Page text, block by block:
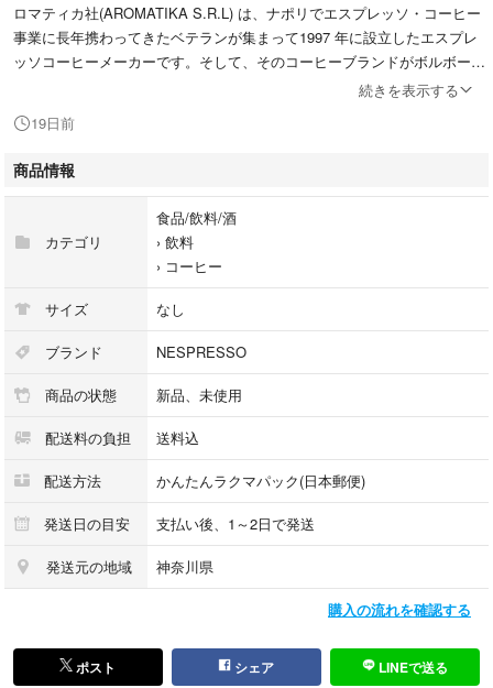
ロマティカ社(AROMATIKA S.R.L) は、ナポリでエスプレッソ・コーヒー
事業に長年携わってきたベテランが集まって1997 年に設立したエスプレ
ッソコーヒーメーカーです。そして、そのコーヒーブランドがボルボーネ
柔らかく、リッチで洗練された、美しいベニスのように恋に落ちるブレン
ドです。masica Palermoでシチリアの魅惑的な味をぜひ体験してみてくだ
さい。パレルモの活気に満ちた豊かなコーヒー文化を体現する独特のエス
数千のニュアンスのソフトでリッチなブレンド、寛大な香りとアロマ、心
地よい決して邪魔にならない酸味がありますが、それが独特の特徴を与え
残念ながら現在日本ではなかなか入手する事が出来ません！
ナポリやローマ、パレルモのバールで、NY やパリのコーヒーに拘ったカ
フェで愛飲される、ナポリ・シチリア王ボルボーネ家御用達の味を是非と
※発送の際はゆうパケットポストにてお送り致します。サイズの関係で緩
衝材等なしでお送り致します。輸送の際、箱やカプセルの凹み等が発生す
る可能性がございます事ご理解頂けます様お願い致します。
#Nsepresso #ネスプレッソ #互換カプセル #nespressoカプセル #ネスプ
レッソカプセル #borbone #ボルボーネ #coffee #コーヒー #エスプレッ
ソ #ciaoitalia #ボルボーネコーヒー #パレルモ #Palermo #caffe #カプセル
コーヒー#アイスコーヒー #italy #イタリアン
続きを表示する
19日前
商品情報
カテゴリ
食品/飲料/酒
› 飲料
› コーヒー
サイズ なし
ブランド NESPRESSO
商品の状態 新品、未使用
配送料の負担 送料込
配送方法 かんたんラクマパック(日本郵便)
発送日の目安 支払い後、1～2日で発送
発送元の地域 神奈川県
購入の流れを確認する
ポスト シェア LINEで送る